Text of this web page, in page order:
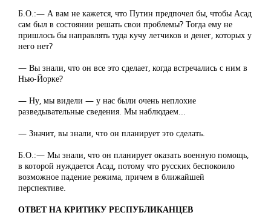
Б.О.:— А вам не кажется, что Путин предпочел бы, чтобы Асад
сам был в состоянии решать свои проблемы? Тогда ему не
пришлось бы направлять туда кучу летчиков и денег, которых у
него нет?
— Вы знали, что он все это сделает, когда встречались с ним в
Нью-Йорке?
— Ну, мы видели — у нас были очень неплохие
разведывательные сведения. Мы наблюдаем...
— Значит, вы знали, что он планирует это сделать.
Б.О.:— Мы знали, что он планирует оказать военную помощь,
в которой нуждается Асад, потому что русских беспокоило
возможное падение режима, причем в ближайшей
перспективе.
ОТВЕТ НА КРИТИКУ РЕСПУБЛИКАНЦЕВ